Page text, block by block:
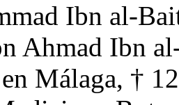
Ibn al-
Ahmad Ibn
Málaga, †